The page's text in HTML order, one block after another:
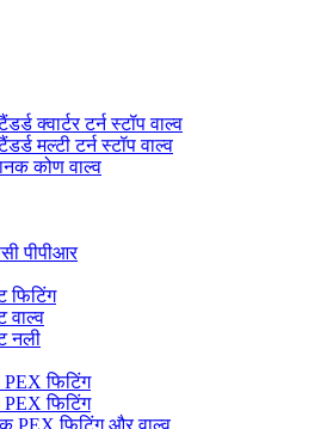
क्वार्टर टर्न स्टॉप वाल्व
मल्टी टर्न स्टॉप वाल्व
कोण वाल्व
पीपीआर
फिटिंग
वाल्व
नली
PEX फिटिंग
PEX फिटिंग
PEX फिटिंग और वाल्व